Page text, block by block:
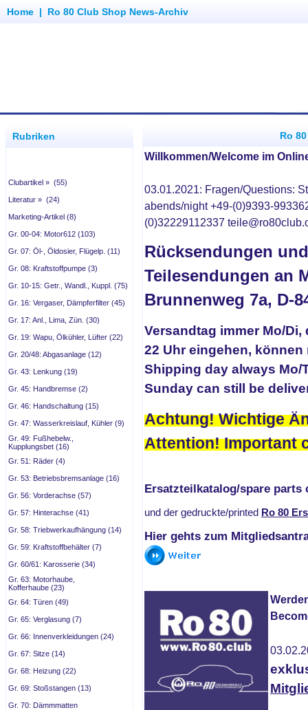
Home | Ro 80 Club Shop News-Archiv
Rubriken
Clubartikel » (55)
Literatur » (24)
Marketing-Artikel (8)
Gr. 00-04: Motor612 (103)
Gr. 07: Öl-, Öldosier, Flügelp. (11)
Gr. 08: Kraftstoffpumpe (3)
Gr. 10-15: Getr., Wandl., Kuppl. (75)
Gr. 16: Vergaser, Dämpferfilter (45)
Gr. 17: Anl., Lima, Zün. (30)
Gr. 19: Wapu, Ölkühler, Lüfter (22)
Gr. 20/48: Abgasanlage (12)
Gr. 43: Lenkung (19)
Gr. 45: Handbremse (2)
Gr. 46: Handschaltung (15)
Gr. 47: Wasserkreislauf, Kühler (9)
Gr. 49: Fußhebelw.,
Kupplungsbet (16)
Gr. 51: Räder (4)
Gr. 53: Betriebsbremsanlage (16)
Gr. 56: Vorderachse (57)
Gr. 57: Hinterachse (41)
Gr. 58: Triebwerkaufhängung (14)
Gr. 59: Kraftstoffbehälter (7)
Gr. 60/61: Karosserie (34)
Gr. 63: Motorhaube,
Kofferhaube (23)
Gr. 64: Türen (49)
Gr. 65: Verglasung (7)
Gr. 66: Innenverkleidungen (24)
Gr. 67: Sitze (14)
Gr. 68: Heizung (22)
Gr. 69: Stoßstangen (13)
Gr. 70: Dämmmatten
Ro
Willkommen/Welcome im
03.01.2021: Fragen/Questions:
abends/night +49-(0)9393-
(0)32229112337
Rücksendungen und
Teilesendungen an
Brunnenweg 7a, D-
Versandtag immer Mo/
22 Uhr eingehen,
Shipping day always Mo/
Sunday can still be
Achtung! Wichtige
Attention! Important
Ersatzteilkatalog/spare parts
und der gedruckte/printed Ro 80
Hier gehts zum